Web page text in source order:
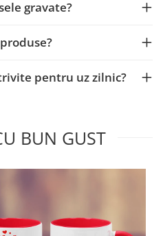
gravate?
pentru uz zilnic?
BUN GUST